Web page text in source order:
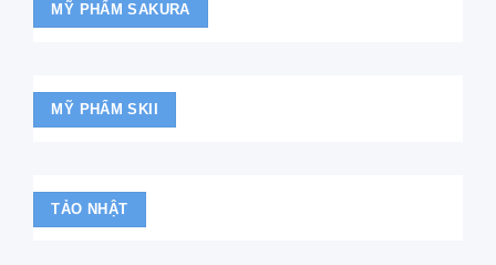
MỸ PHẨM SAKURA
MỸ PHẨM SKII
TẢO NHẬT